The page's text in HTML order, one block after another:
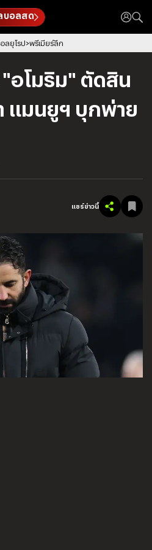
บอลสด
ลยุโรป พรีเมียร์ลีก
อโมริม" ตัดสิน
แมนยูฯ บุกพ่าย
แชร์ข่าวนี้